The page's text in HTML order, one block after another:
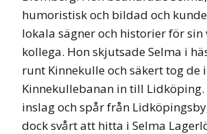
humoristisk och bildad och
lokala sägner och historier för
kollega. Hon skjutsade Selma i
runt Kinnekulle och säkert tog de
Kinnekullebanan in till
inslag och spår från
dock svårt att hitta i Selma